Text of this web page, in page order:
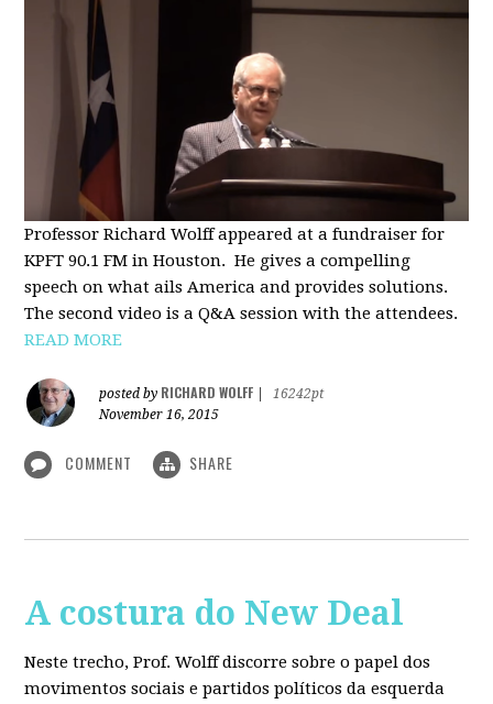
Professor Richard Wolff appeared at a fundraiser for
KPFT 90.1 FM in Houston. He gives a compelling
speech on what ails America and provides solutions.
The second video is a Q&A session with the attendees.
READ MORE
posted by RICHARD WOLFF
16242pt
November 16, 2015
COMMENT SHARE
A costura do New Deal
Neste trecho, Prof. Wolff discorre sobre o papel dos
movimentos sociais e partidos políticos da esquerda